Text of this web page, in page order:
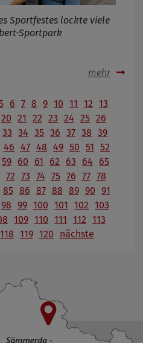
Sportfestes lockte viele
Sportpark
mehr
6 7 8 9 10 11 12 13
20 21 22 23 24 25 26
33 34 35 36 37 38 39
46 47 48 49 50 51
52
59 60 61 62 63 64
65
72 73 74 75 76 77 78
85 86 87 88 89 90 91
98 99 100 101 102 103
109 110 111 112 113
118 119 120 nächste